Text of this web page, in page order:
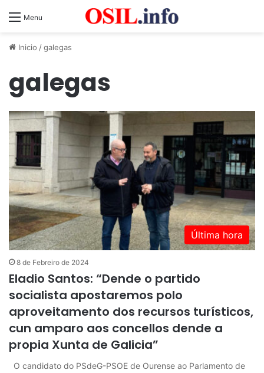
Menu
Inicio /galegas
galegas
Última hora
8 de Febreiro de 2024
Eladio Santos: “Dende o partido
socialista apostaremos polo
aproveitamento dos recursos turísticos,
cun amparo aos concellos dende a
propia Xunta de Galicia”
O candidato do PSdeG-PSOE de Ourense ao Parlamento de